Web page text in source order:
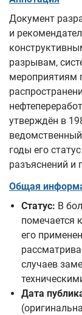
Документ
и
разрывам,
мероприятиям
утверждён в
годы его
разъяснений и
Общая
Статус: В
помечается
его
случаев
Дата